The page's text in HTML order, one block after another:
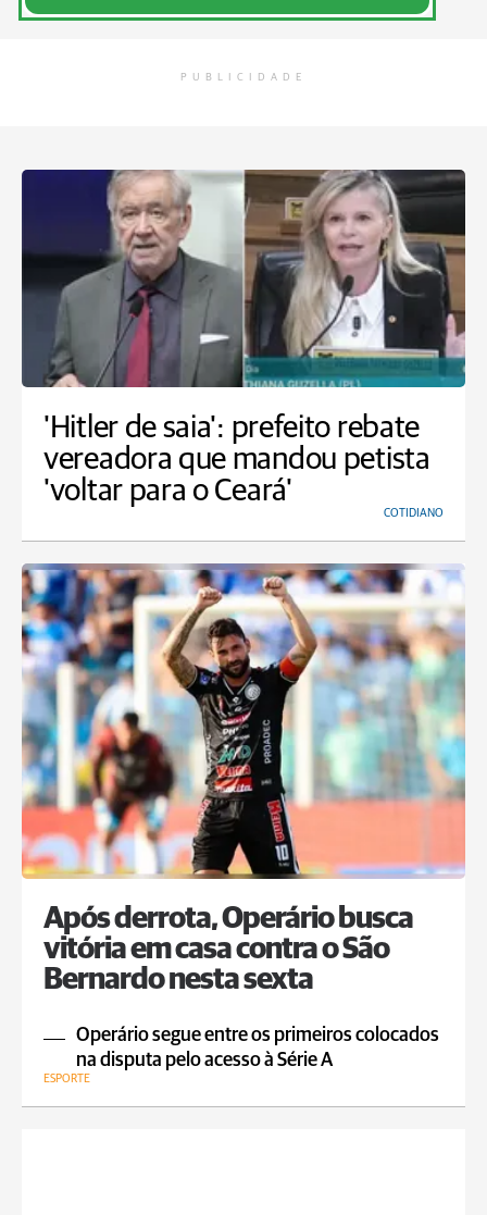
PUBLICIDADE
'Hitler de saia': prefeito rebate
vereadora que mandou petista
'voltar para o Ceará'
COTIDIANO
Após derrota, Operário busca
vitória em casa contra o São
Bernardo nesta sexta
Operário segue entre os primeiros colocados
na disputa pelo acesso à Série A
ESPORTE